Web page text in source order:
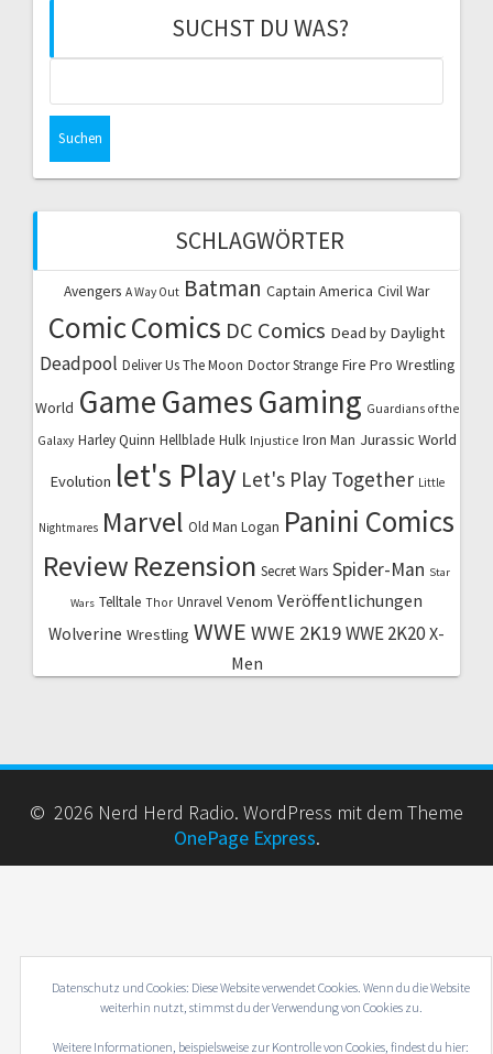
SUCHST DU WAS?
SCHLAGWÖRTER
Avengers A Way Out Batman Captain America Civil War
ComicComics DC Comics Dead by Daylight
Deadpool Deliver Us The Moon Doctor Strange Fire Pro Wrestling
World GameGamesGaming Guardians of the
Galaxy Harley Quinn Hellblade Hulk Injustice Iron Man Jurassic World
Evolution let's Play Let's Play Together Little
Nightmares Marvel Old Man Logan Panini Comics
Review Rezension Secret Wars Spider-Man Star
Wars Telltale Thor Unravel Venom Veröffentlichungen
Wolverine Wrestling WWE WWE 2K19WWE 2K20 X-
Men
© 2026 Nerd Herd Radio. WordPress mit dem Theme
OnePage Express.
Datenschutz und Cookies: Diese Website verwendet Cookies. Wenn du die Website
weiterhin nutzt, stimmst du der Verwendung von Cookies zu.
Weitere Informationen, beispielsweise zur Kontrolle von Cookies, findest du hier: